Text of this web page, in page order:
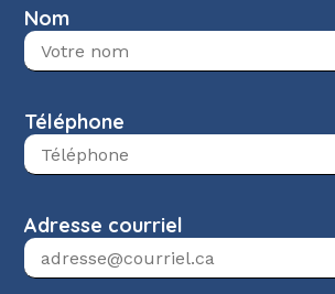
Nom
Téléphone
Adresse courriel